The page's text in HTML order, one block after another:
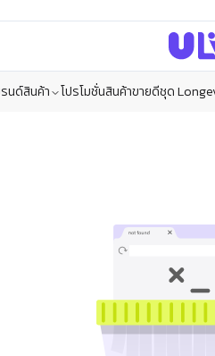
นด์สินค้า โปรโมชั่นสินค้าขายดีชุด